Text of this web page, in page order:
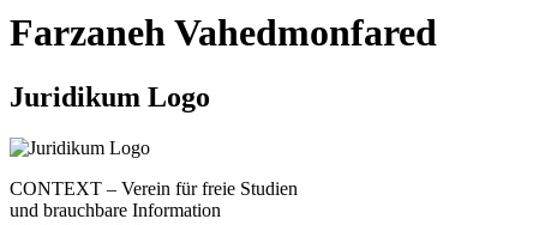
Farzaneh Vahedmonfared
Juridikum Logo
CONTEXT – Verein für freie Studien
und brauchbare Information